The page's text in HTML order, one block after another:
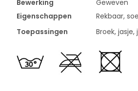
Bewerking
Geweven
Eigenschappen
Rekbaar,
Toepassingen
Broek,